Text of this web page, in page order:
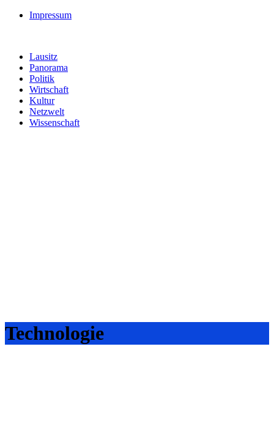
Impressum
Lausitz
Panorama
Politik
Wirtschaft
Kultur
Netzwelt
Wissenschaft
Technologie